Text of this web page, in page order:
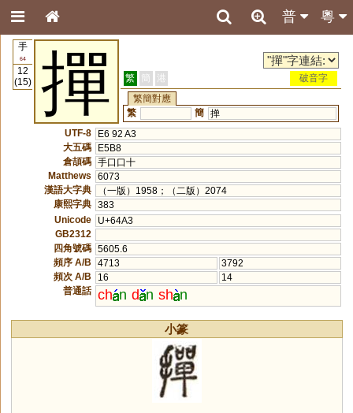
粵
普
手
64
12
(15)
撣 繁 簡 港
破音字
繁簡對應
繁
簡 掸
UTF-8
E6 92 A3
大五碼
E5B8
倉頡碼 手口口十
Matthews
6073
漢語大字典
（一版）1958；（二版）2074
康熙字典 383
Unicode
U+64A3
GB2312
四角號碼 5605.6
頻序 A/B
4713
3792
頻次 A/B
16
14
普通話 ch n d n sh n
小篆